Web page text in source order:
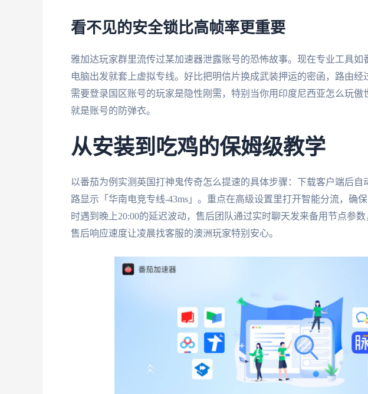
看不见的安全锁比高帧率更重要
雅加达玩家群里流传过某加速器泄露账号的恐怖故事。现在专业工具
电脑出发就套上虚拟专线。好比把明信片换成武装押运的密函，路由
需要登录国区账号的玩家是隐性刚需，特别当你用印度尼西亚怎么玩
就是账号的防弹衣。
从安装到吃鸡的保姆级教学
以番茄为例实测英国打神鬼传奇怎么提速的具体步骤：下载客户端后
路显示「华南电竞专线-43ms」。重点在高级设置里打开智能分流，确
时遇到晚上20:00的延迟波动，售后团队通过实时聊天发来备用节点参
售后响应速度让凌晨找客服的澳洲玩家特别安心。